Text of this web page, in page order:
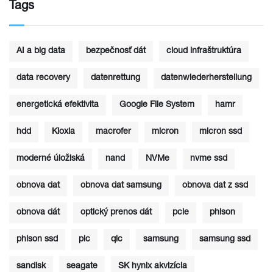
Tags
AI a big data bezpečnosť dát cloud infraštruktúra
data recovery datenrettung datenwiederherstellung
energetická efektivita Google File System hamr
hdd Kioxia macrofer micron micron ssd
moderné úložiská nand NVMe nvme ssd
obnova dat obnova dat samsung obnova dat z ssd
obnova dát optický prenos dát pcie phison
phison ssd plc qlc samsung samsung ssd
sandisk seagate SK hynix akvizícia